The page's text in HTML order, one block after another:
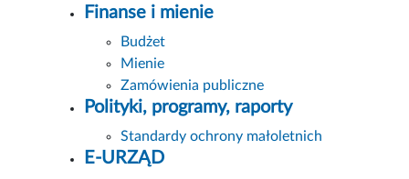
Finanse i mienie
Budżet
Mienie
Zamówienia publiczne
Polityki, programy, raporty
Standardy ochrony małoletnich
E-URZĄD